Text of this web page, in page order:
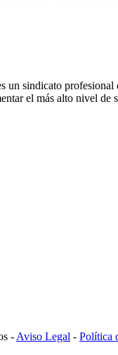
sindicato
el más alto nivel de
- Aviso Legal - Política